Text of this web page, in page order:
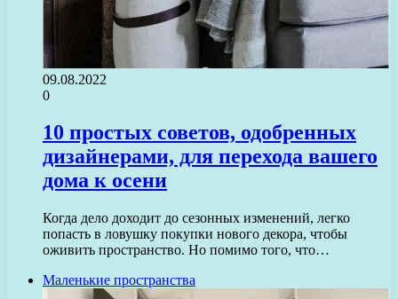
09.08.2022
0
10 простых советов, одобренных
дизайнерами, для перехода вашего
дома к осени
Когда дело доходит до сезонных изменений, легко
попасть в ловушку покупки нового декора, чтобы
оживить пространство. Но помимо того, что…
Маленькие пространства